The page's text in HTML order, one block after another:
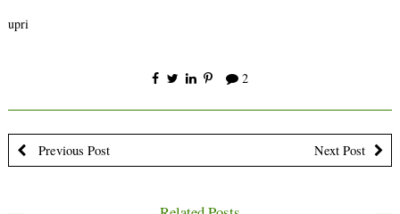
upri
2
Previous Post Next Post